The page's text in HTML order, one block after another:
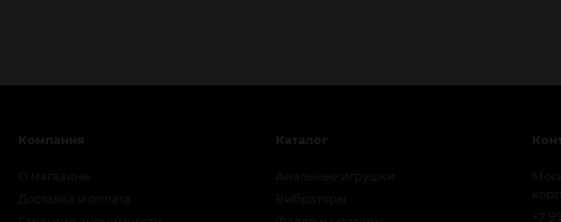
Компания
О магазине
Доставка и оплата
Каталог
Анальные игрушки
Вибраторы
+7